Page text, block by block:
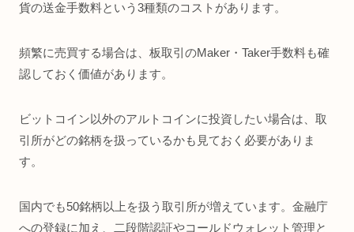
貨の送金手数料という3種類のコストがあります。
頻繁に売買する場合は、板取引のMaker・Taker手数料も確
認しておく価値があります。
ビットコイン以外のアルトコインに投資したい場合は、取
引所がどの銘柄を扱っているかも見ておく必要がありま
す。
国内でも50銘柄以上を扱う取引所が増えています。金融庁
への登録に加え、二段階認証やコールドウォレット管理と